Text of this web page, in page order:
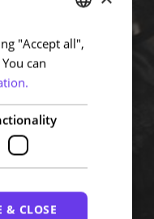
PORTUGUESE
ENGLISH
"Accept all",
can
& CLOSE